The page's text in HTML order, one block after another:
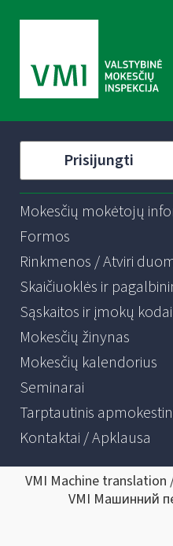
Prisijungti
Mokesčių mokėtojų
Formos
Rinkmenos / Atviri
Skaičiuoklės ir
Sąskaitos ir įmokų kodai
Mokesčių žinynas
Mokesčių kalendorius
Seminarai
Tarptautinis
Kontaktai / Apklausa
VMI Machine
VMI Машинний